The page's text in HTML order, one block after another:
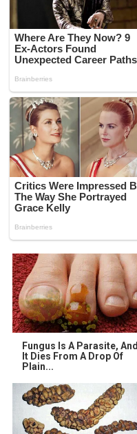
Fungus Is A Parasite, And
It Dies From A Drop Of
Plain...